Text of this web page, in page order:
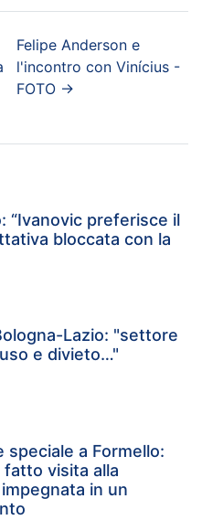
Felipe Anderson e
l'incontro con Vinícius -
FOTO→
“Ivanovic preferisce il
bloccata con la
Lazio: "settore
e divieto…"
speciale a Formello:
fatto visita alla
in un